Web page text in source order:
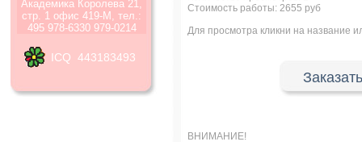
Академика Королева 21,
стр. 1 офис 419-М, тел.:
495 978-6330 979-0214
ICQ 443183493
Стоимость работы: 2655 руб
Для просмотра кликни на название
ВНИМАНИЕ!